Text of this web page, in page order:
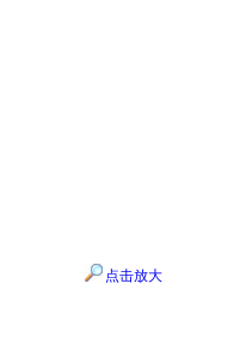
点击放大